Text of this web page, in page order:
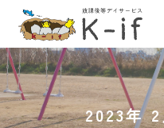
2023年